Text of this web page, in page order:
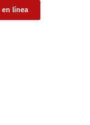
en línea